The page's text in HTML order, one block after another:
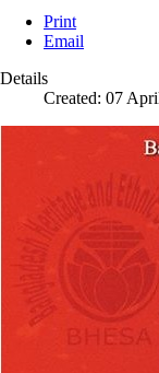
Print
Email
Details
Created: 07